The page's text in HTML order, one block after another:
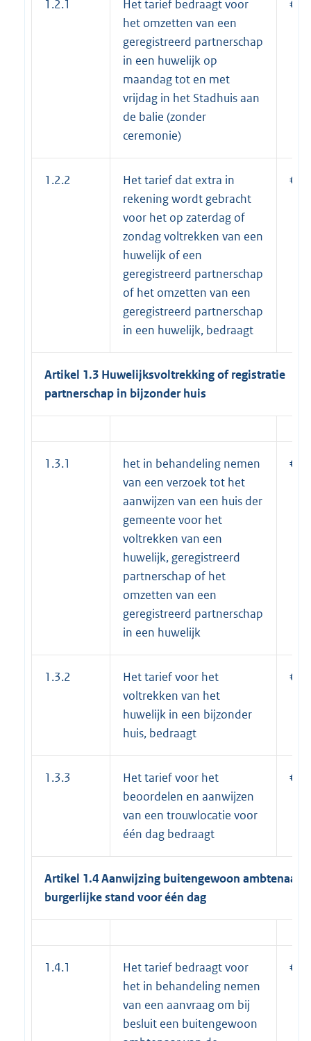
1.2.1
Het tarief bedraagt voor
het omzetten van een
geregistreerd partnerschap
in een huwelijk op
maandag tot en met
vrijdag in het Stadhuis aan
de balie (zonder
ceremonie)
€
1.2.2
Het tarief dat extra in
rekening wordt gebracht
voor het op zaterdag of
zondag voltrekken van een
huwelijk of een
geregistreerd partnerschap
of het omzetten van een
geregistreerd partnerschap
in een huwelijk, bedraagt
€
Artikel 1.3 Huwelijksvoltrekking of registratie
partnerschap in bijzonder huis
1.3.1
het in behandeling nemen
van een verzoek tot het
aanwijzen van een huis der
gemeente voor het
voltrekken van een
huwelijk, geregistreerd
partnerschap of het
omzetten van een
geregistreerd partnerschap
in een huwelijk
€
1.3.2
Het tarief voor het
voltrekken van het
huwelijk in een bijzonder
huis, bedraagt
€
1.3.3
Het tarief voor het
beoordelen en aanwijzen
van een trouwlocatie voor
één dag bedraagt
€
Artikel 1.4 Aanwijzing buitengewoon ambtenaar
burgerlijke stand voor één dag
1.4.1
Het tarief bedraagt voor
het in behandeling nemen
van een aanvraag om bij
besluit een buitengewoon
€